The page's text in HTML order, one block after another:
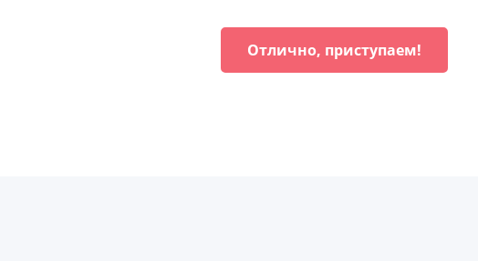
Отлично, приступаем!